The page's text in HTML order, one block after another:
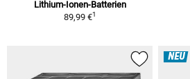
Lithium-Ionen-Batterien
89,99 €1
NEU